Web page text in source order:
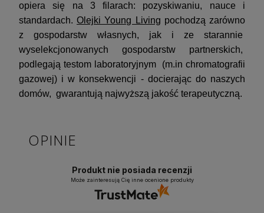
opiera się na 3 filarach: pozyskiwaniu, nauce i
standardach.Olejki Young Living pochodzą zarówno
z gospodarstw własnych, jak i ze starannie
wyselekcjonowanych gospodarstw partnerskich,
podlegają testom laboratoryjnym (m.in chromatografii
gazowej) i w konsekwencji - docierając do naszych
domów, gwarantują najwyższą jakość terapeutyczną.
OPINIE
Produkt nie posiada recenzji
Może zainteresują Cię inne ocenione produkty